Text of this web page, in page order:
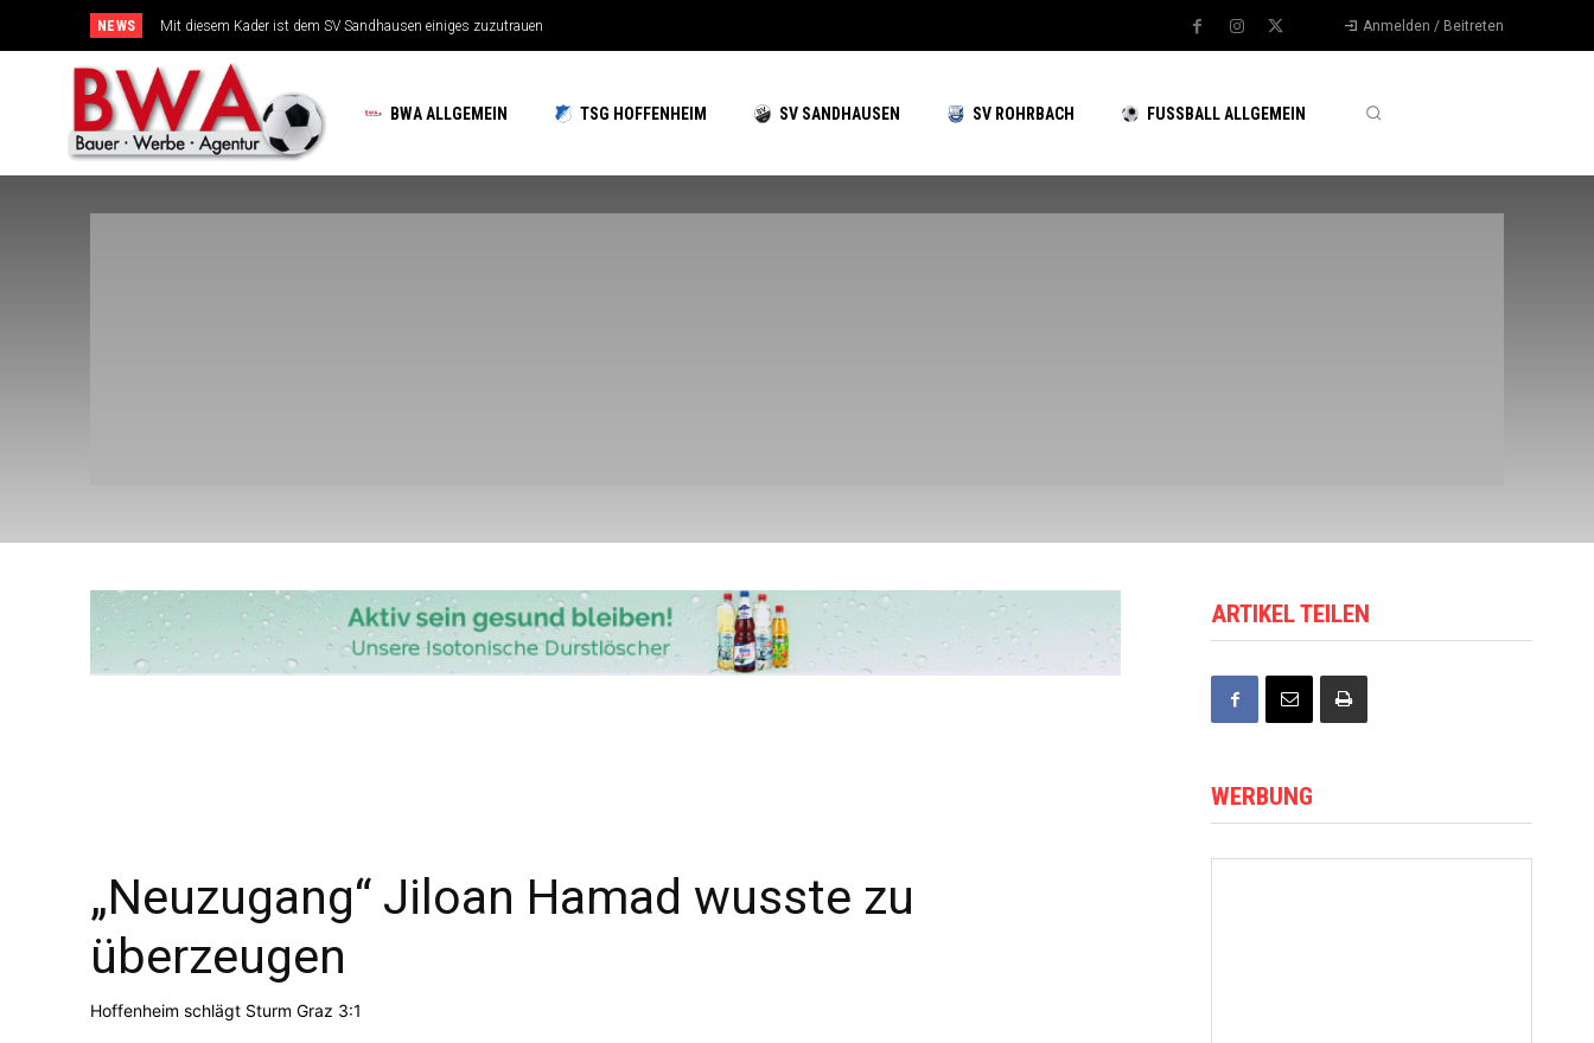
NEWS Mit diesem Kader ist dem SV Sandhausen einiges zuzutrauen
TSG-Erfolgsarchitekten sehen sich für den Tanz auf drei Hochzeiten gut aufgestellt Anmelden / Beitreten
BWA ALLGEMEIN TSG HOFFENHEIM SV SANDHAUSEN SV ROHRBACH FUSSBALL ALLGEMEIN
„Neuzugang“ Jiloan Hamad wusste zu
überzeugen
Hoffenheim schlägt Sturm Graz 3:1
ARTIKEL TEILEN
WERBUNG